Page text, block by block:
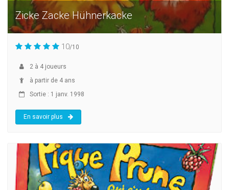
Zicke Zacke Hühnerkacke
10/10
2 à 4 joueurs
à partir de 4 ans
Sortie : 1 janv. 1998
En savoir plus